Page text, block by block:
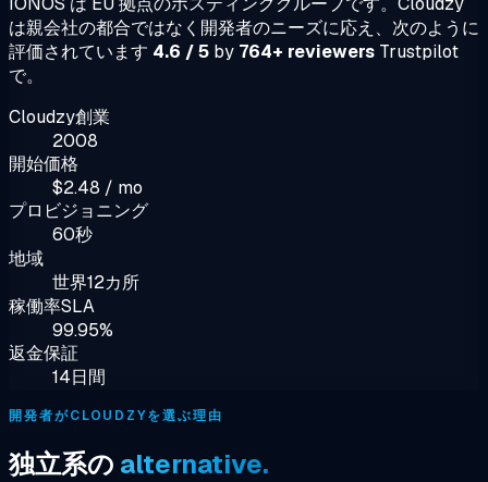
は親会社の都合ではなく開発者のニーズに応え、次のように
評価されています 4.6 / 5 by 764+ reviewers Trustpilot
で。
Cloudzy創業
2008
開始価格
$2.48 / mo
プロビジョニング
60秒
地域
世界12カ所
稼働率SLA
99.95%
返金保証
14日間
開発者がCLOUDZYを選ぶ理由
独立系の alternative.